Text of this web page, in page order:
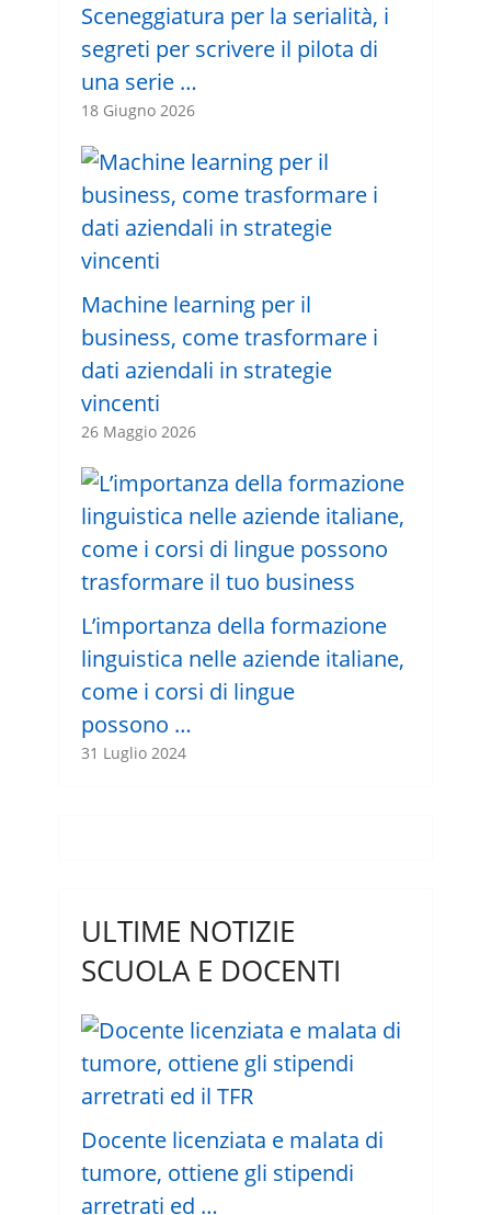
Sceneggiatura per la serialità, i
segreti per scrivere il pilota di
una serie …
18 Giugno 2026
Machine learning per il
business, come trasformare i
dati aziendali in strategie
vincenti
26 Maggio 2026
L’importanza della formazione
linguistica nelle aziende italiane,
come i corsi di lingue
possono …
31 Luglio 2024
ULTIME NOTIZIE
SCUOLA E DOCENTI
Docente licenziata e malata di
tumore, ottiene gli stipendi
arretrati ed …